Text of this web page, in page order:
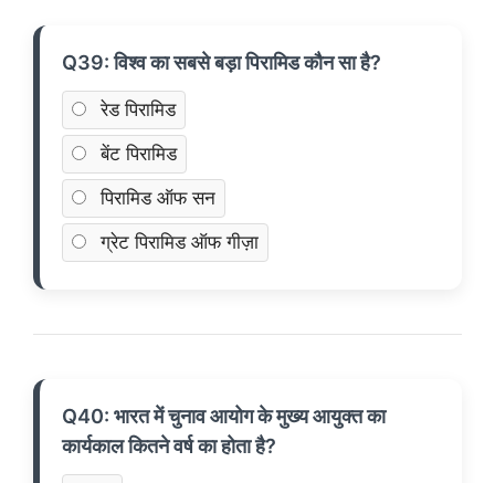
Q39: विश्व का सबसे बड़ा पिरामिड कौन सा है?
रेड पिरामिड
बेंट पिरामिड
पिरामिड ऑफ सन
ग्रेट पिरामिड ऑफ गीज़ा
Q40: भारत में चुनाव आयोग के मुख्य आयुक्त का
कार्यकाल कितने वर्ष का होता है?